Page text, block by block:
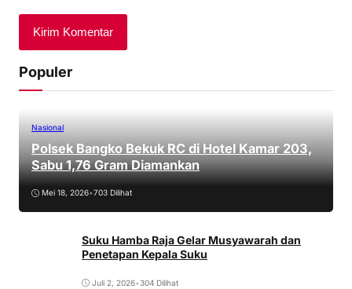
Populer
Nasional
Polsek Bangko Bekuk RC di Hotel Kamar 203,
Sabu 1,76 Gram Diamankan
Mei 18, 2026•703 Dilihat
Suku Hamba Raja Gelar Musyawarah dan
Penetapan Kepala Suku
Juli 2, 2026•304 Dilihat